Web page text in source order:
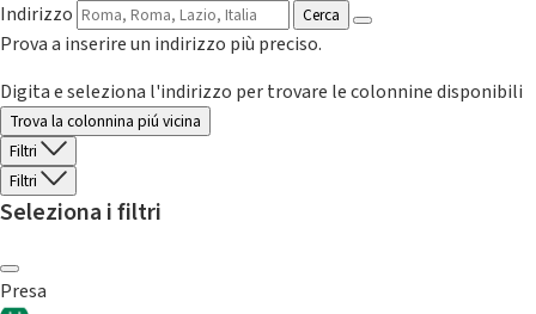
Indirizzo
Cerca
Prova a inserire un indirizzo più preciso.
Digita e seleziona l'indirizzo per trovare le colonnine disponibili
Trova la colonnina piú vicina
Filtri
Filtri
Seleziona i filtri
Presa